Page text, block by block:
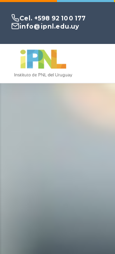
Cel. +598 92 100 177
info@ipnl.edu.uy
Ir al